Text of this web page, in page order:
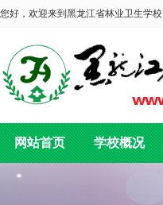
您好，欢迎来到黑龙江省林业卫生学校
网站首页 学校概况